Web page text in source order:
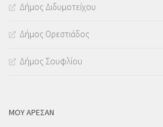
Δήμος Διδυμοτείχου
Δήμος Ορεστιάδος
Δήμος Σουφλίου
ΜΟΥ ΆΡΕΣΑΝ